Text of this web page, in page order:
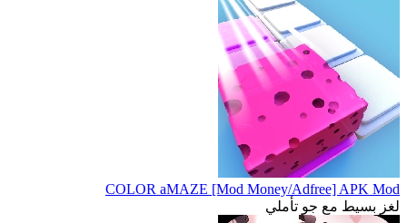
COLOR aMAZE [Mod Money/Adfree] APK Mod
لغز بسيط مع جو تأملي